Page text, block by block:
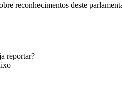
reconhecimentos deste
reportar?